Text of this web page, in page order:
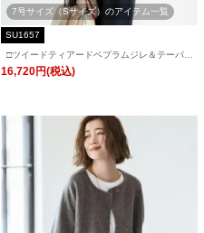
7号サイズ（Sサイズ）のアイテム一覧
SU1657
□ツイードティアードペプラムジレ＆テーパー
ドパンツ「SU1657」/ フォーマルセレモニ
16,720円(税込)